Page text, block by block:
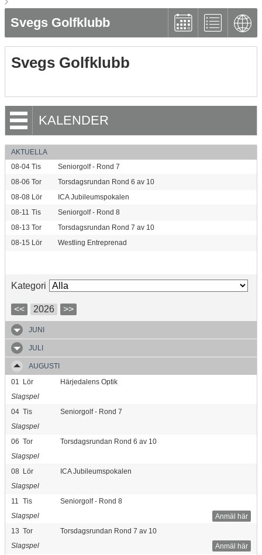
Svegs Golfklubb
Svegs Golfklubb
KALENDER
AKTUELLA
08-04 Tis
Seniorgolf - Rond 7
08-06 Tor
Torsdagsrundan Rond 6 av 10
08-08 Lör
ICA Jubileumspokalen
08-11 Tis
Seniorgolf - Rond 8
08-13 Tor
Torsdagsrundan Rond 7 av 10
08-15 Lör Westling Entreprenad
Kategori
<< 2026 >>
JUNI
JULI
AUGUSTI
01
Lör
Härjedalens Optik
Slagspel
04 Tis
Seniorgolf - Rond 7
Slagspel
06 Tor
Torsdagsrundan Rond 6 av 10
Slagspel
08 Lör
ICA Jubileumspokalen
Slagspel
11
Tis
Seniorgolf - Rond 8
Anmäl här
Slagspel
13 Tor
Torsdagsrundan Rond 7 av 10
Anmäl här
Slagspel